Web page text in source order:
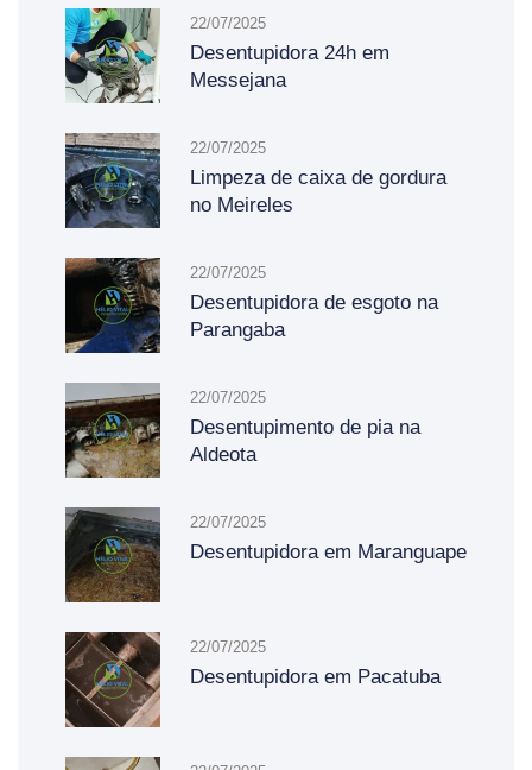
22/07/2025
Desentupidora 24h em
Messejana
22/07/2025
Limpeza de caixa de gordura
no Meireles
22/07/2025
Desentupidora de esgoto na
Parangaba
22/07/2025
Desentupimento de pia na
Aldeota
22/07/2025
Desentupidora em Maranguape
22/07/2025
Desentupidora em Pacatuba